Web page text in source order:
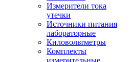
Измерители тока
утечки
Источники питания
лабораторные
Киловольтметры
Комплекты
измерительные